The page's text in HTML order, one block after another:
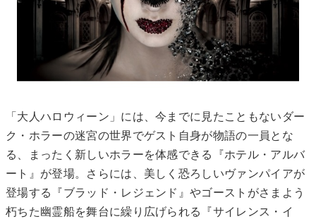
「大人ハロウィーン」には、今までに見たこともないダー
ク・ホラーの迷宮の世界でゲスト自身が物語の一員とな
る、まったく新しいホラーを体感できる『ホテル・アルバ
ート』が登場。さらには、美しく恐ろしいヴァンパイアが
登場する『ブラッド・レジェンド』やゴーストがさまよう
朽ちた幽霊船を舞台に繰り広げられる『サイレンス・イ